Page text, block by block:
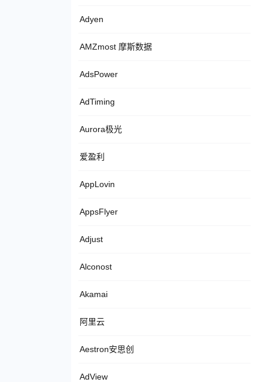
Adyen
AMZmost 摩斯数据
AdsPower
AdTiming
Aurora极光
爱盈利
AppLovin
AppsFlyer
Adjust
Alconost
Akamai
阿里云
Aestron安思创
AdView